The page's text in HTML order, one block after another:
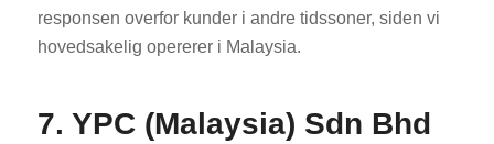
responsen overfor kunder i andre tidssoner, siden vi
hovedsakelig opererer i Malaysia.
7. YPC (Malaysia) Sdn Bhd